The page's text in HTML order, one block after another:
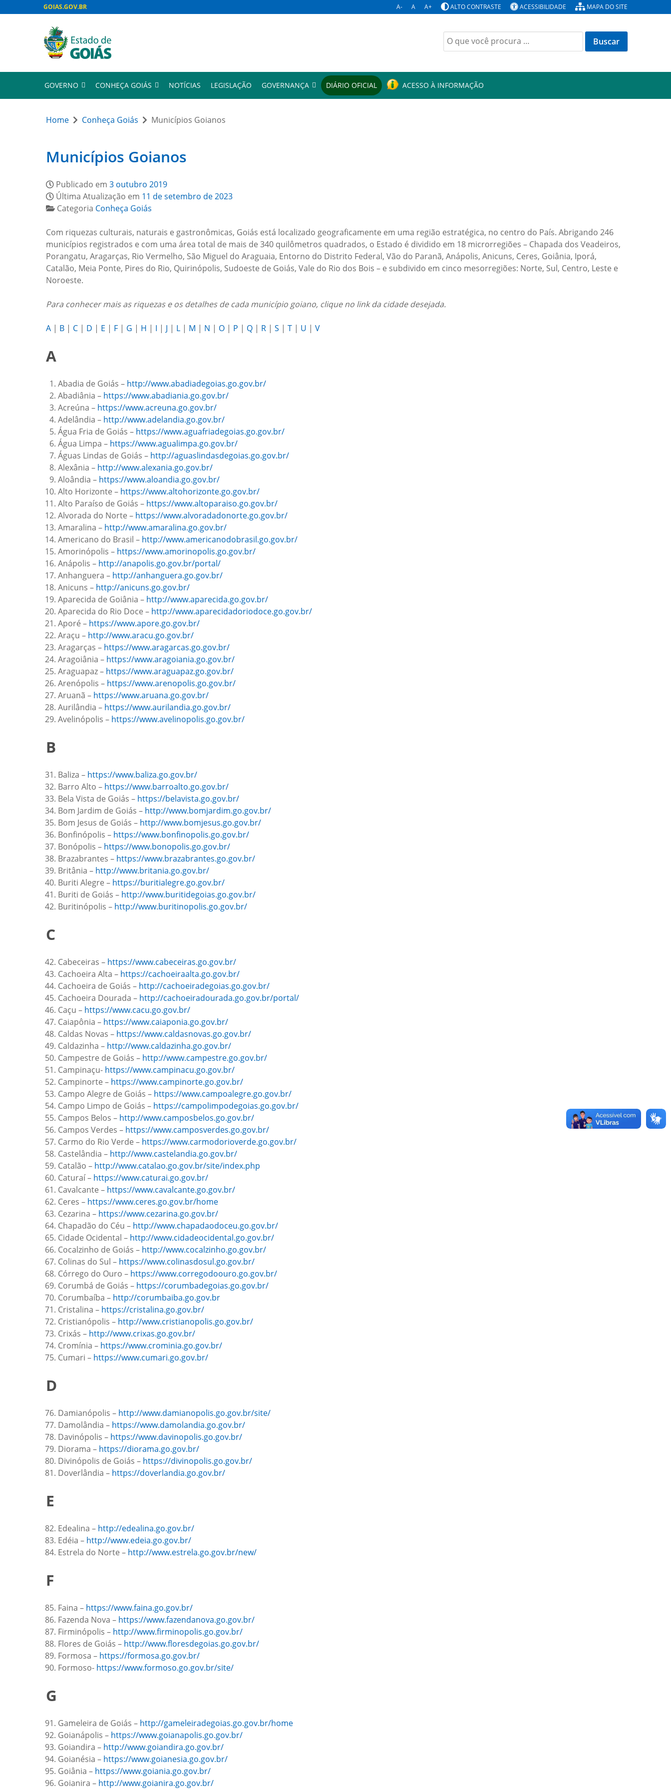
GOIAS.GOV.BR A- A A+ ALTO CONTRASTE ACESSIBILIDADE MAPA DO SITE
Buscar
por:
GOVERNO CONHEÇA GOIÁS NOTÍCIAS LEGISLAÇÃO GOVERNANÇA DIÁRIO OFICIAL ACESSO À INFORMAÇÃO
Home Conheça Goiás Municípios Goianos
Municípios Goianos
Publicado em 3 outubro 2019
Última Atualização em 11 de setembro de 2023
Categoria Conheça Goiás
Com riquezas culturais, naturais e gastronômicas, Goiás está localizado geograficamente em uma região estratégica, no centro do País. Abrigando 246
municípios registrados e com uma área total de mais de 340 quilômetros quadrados, o Estado é dividido em 18 microrregiões – Chapada dos Veadeiros,
Porangatu, Aragarças, Rio Vermelho, São Miguel do Araguaia, Entorno do Distrito Federal, Vão do Paranã, Anápolis, Anicuns, Ceres, Goiânia, Iporá,
Catalão, Meia Ponte, Pires do Rio, Quirinópolis, Sudoeste de Goiás, Vale do Rio dos Bois – e subdivido em cinco mesorregiões: Norte, Sul, Centro, Leste e
Noroeste.
Para conhecer mais as riquezas e os detalhes de cada município goiano, clique no link da cidade desejada.
A | B | C | D | E | F | G | H | I | J | L | M | N | O | P | Q | R | S | T | U | V
A
Abadia de Goiás – http://www.abadiadegoias.go.gov.br/
Abadiânia – https://www.abadiania.go.gov.br/
Acreúna – https://www.acreuna.go.gov.br/
Adelândia – http://www.adelandia.go.gov.br/
Água Fria de Goiás – https://www.aguafriadegoias.go.gov.br/
Água Limpa – https://www.agualimpa.go.gov.br/
Águas Lindas de Goiás – http://aguaslindasdegoias.go.gov.br/
Alexânia – http://www.alexania.go.gov.br/
Aloândia – https://www.aloandia.go.gov.br/
Alto Horizonte – https://www.altohorizonte.go.gov.br/
Alto Paraíso de Goiás – https://www.altoparaiso.go.gov.br/
Alvorada do Norte – https://www.alvoradadonorte.go.gov.br/
Amaralina – http://www.amaralina.go.gov.br/
Americano do Brasil – http://www.americanodobrasil.go.gov.br/
Amorinópolis – https://www.amorinopolis.go.gov.br/
Anápolis – http://anapolis.go.gov.br/portal/
Anhanguera – http://anhanguera.go.gov.br/
Anicuns – http://anicuns.go.gov.br/
Aparecida de Goiânia – http://www.aparecida.go.gov.br/
Aparecida do Rio Doce – http://www.aparecidadoriodoce.go.gov.br/
Aporé – https://www.apore.go.gov.br/
Araçu – http://www.aracu.go.gov.br/
Aragarças – https://www.aragarcas.go.gov.br/
Aragoiânia – https://www.aragoiania.go.gov.br/
Araguapaz – https://www.araguapaz.go.gov.br/
Arenópolis – https://www.arenopolis.go.gov.br/
Aruanã – https://www.aruana.go.gov.br/
Aurilândia – https://www.aurilandia.go.gov.br/
Avelinópolis – https://www.avelinopolis.go.gov.br/
B
Baliza – https://www.baliza.go.gov.br/
Barro Alto – https://www.barroalto.go.gov.br/
Bela Vista de Goiás – https://belavista.go.gov.br/
Bom Jardim de Goiás – http://www.bomjardim.go.gov.br/
Bom Jesus de Goiás – http://www.bomjesus.go.gov.br/
Bonfinópolis – https://www.bonfinopolis.go.gov.br/
Bonópolis – https://www.bonopolis.go.gov.br/
Brazabrantes – https://www.brazabrantes.go.gov.br/
Britânia – http://www.britania.go.gov.br/
Buriti Alegre – https://buritialegre.go.gov.br/
Buriti de Goiás – http://www.buritidegoias.go.gov.br/
Buritinópolis – http://www.buritinopolis.go.gov.br/
C
Cabeceiras – https://www.cabeceiras.go.gov.br/
Cachoeira Alta – https://cachoeiraalta.go.gov.br/
Cachoeira de Goiás – http://cachoeiradegoias.go.gov.br/
Cachoeira Dourada – http://cachoeiradourada.go.gov.br/portal/
Caçu – https://www.cacu.go.gov.br/
Caiapônia – https://www.caiaponia.go.gov.br/
Caldas Novas – https://www.caldasnovas.go.gov.br/
Caldazinha – http://www.caldazinha.go.gov.br/
Campestre de Goiás – http://www.campestre.go.gov.br/
Campinaçu- https://www.campinacu.go.gov.br/
Campinorte – https://www.campinorte.go.gov.br/
Campo Alegre de Goiás – https://www.campoalegre.go.gov.br/
Campo Limpo de Goiás – https://campolimpodegoias.go.gov.br/
Campos Belos – http://www.camposbelos.go.gov.br/
Campos Verdes – https://www.camposverdes.go.gov.br/
Carmo do Rio Verde – https://www.carmodorioverde.go.gov.br/
Castelândia – http://www.castelandia.go.gov.br/
Catalão – http://www.catalao.go.gov.br/site/index.php
Caturaí – https://www.caturai.go.gov.br/
Cavalcante – https://www.cavalcante.go.gov.br/
Ceres – https://www.ceres.go.gov.br/home
Cezarina – https://www.cezarina.go.gov.br/
Chapadão do Céu – http://www.chapadaodoceu.go.gov.br/
Cidade Ocidental – http://www.cidadeocidental.go.gov.br/
Cocalzinho de Goiás – http://www.cocalzinho.go.gov.br/
Colinas do Sul – https://www.colinasdosul.go.gov.br/
Córrego do Ouro – https://www.corregodoouro.go.gov.br/
Corumbá de Goiás – https://corumbadegoias.go.gov.br/
Corumbaíba – http://corumbaiba.go.gov.br
Cristalina – https://cristalina.go.gov.br/
Cristianópolis – http://www.cristianopolis.go.gov.br/
Crixás – http://www.crixas.go.gov.br/
Cromínia – https://www.crominia.go.gov.br/
Cumari – https://www.cumari.go.gov.br/
D
Damianópolis – http://www.damianopolis.go.gov.br/site/
Damolândia – https://www.damolandia.go.gov.br/
Davinópolis – https://www.davinopolis.go.gov.br/
Diorama – https://diorama.go.gov.br/
Divinópolis de Goiás – https://divinopolis.go.gov.br/
Doverlândia – https://doverlandia.go.gov.br/
E
Edealina – http://edealina.go.gov.br/
Edéia – http://www.edeia.go.gov.br/
Estrela do Norte – http://www.estrela.go.gov.br/new/
F
Faina – https://www.faina.go.gov.br/
Fazenda Nova – https://www.fazendanova.go.gov.br/
Firminópolis – http://www.firminopolis.go.gov.br/
Flores de Goiás – http://www.floresdegoias.go.gov.br/
Formosa – https://formosa.go.gov.br/
Formoso- https://www.formoso.go.gov.br/site/
G
Gameleira de Goiás – http://gameleiradegoias.go.gov.br/home
Goianápolis – https://www.goianapolis.go.gov.br/
Goiandira – http://www.goiandira.go.gov.br/
Goianésia – https://www.goianesia.go.gov.br/
Goiânia – https://www.goiania.go.gov.br/
Goianira – http://www.goianira.go.gov.br/